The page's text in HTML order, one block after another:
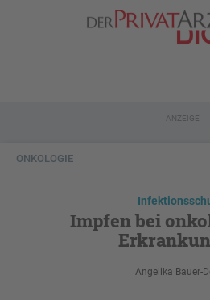
- ANZEIGE -
ONKOLOGIE
Impfen bei
Angelika Bauer-